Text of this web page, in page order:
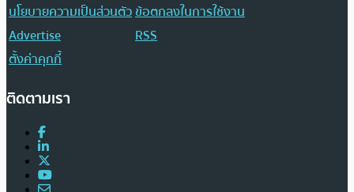
นโยบายความเป็นส่วนตัวข้อตกลงในการใช้งาน
Advertise
RSS
ตั้งค่าคุกกี้
ติดตามเรา